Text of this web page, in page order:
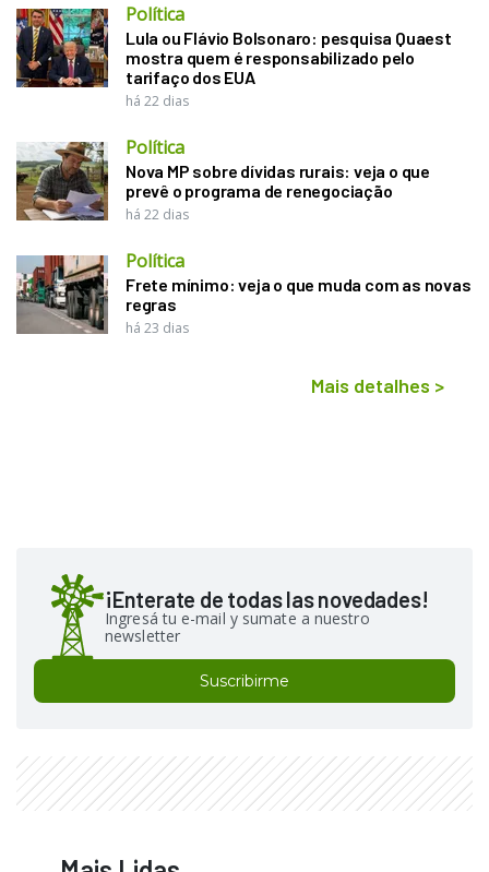
Política
Lula ou Flávio Bolsonaro: pesquisa Quaest
mostra quem é responsabilizado pelo
tarifaço dos EUA
há 22 dias
Política
Nova MP sobre dívidas rurais: veja o que
prevê o programa de renegociação
há 22 dias
Política
Frete mínimo: veja o que muda com as novas
regras
há 23 dias
Mais detalhes >
¡Enterate de todas las novedades!
Ingresá tu e-mail y sumate a nuestro
newsletter
Suscribirme